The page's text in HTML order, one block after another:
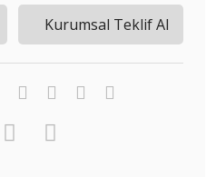
Kurumsal Teklif Al